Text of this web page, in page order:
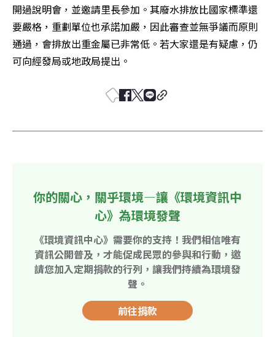
開過說明會，並邀請里長參加。其廢水排放比國家標準還
要嚴格，重劃單位也承諾加嚴，因此審查並無爭議而原則
通過，會排放出重金屬已非常低。若大家還是有疑慮，仍
可向經發局或地政局提出。
你的關心，關乎環境—讓《環境資訊中
心》為環境發聲
《環境資訊中心》需要你的支持！我們相信唯有
資訊公開普及，才能促成民眾的參與和行動，邀
請您加入定期捐款的行列，讓我們持續為環境發
聲。
前往捐款